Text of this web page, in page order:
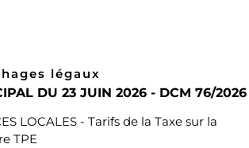
légaux
DU 23 JUIN 2026 - DCM 76/2026
LOCALES - Tarifs de la Taxe sur la
TPE